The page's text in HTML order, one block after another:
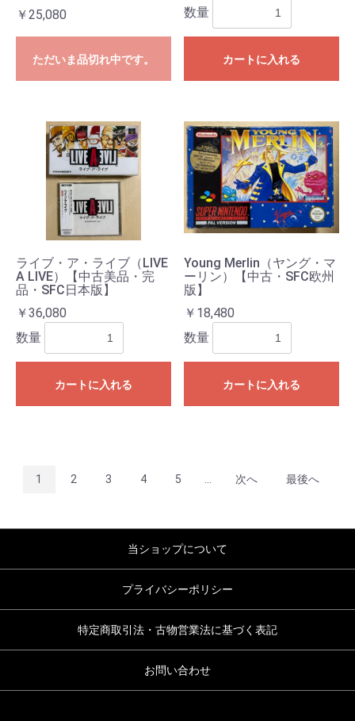
￥25,080
ただいま品切れ中です。
数量
カートに入れる
ライブ・ア・ライブ（LIVE
A LIVE）【中古美品・完
品・SFC日本版】
￥36,080
数量
カートに入れる
Young Merlin（ヤング・マ
ーリン）【中古・SFC欧州
版】
￥18,480
数量
カートに入れる
1 2 3 4 5 次へ 最後へ
当ショップについて
プライバシーポリシー
特定商取引法・古物営業法に基づく表記
お問い合わせ